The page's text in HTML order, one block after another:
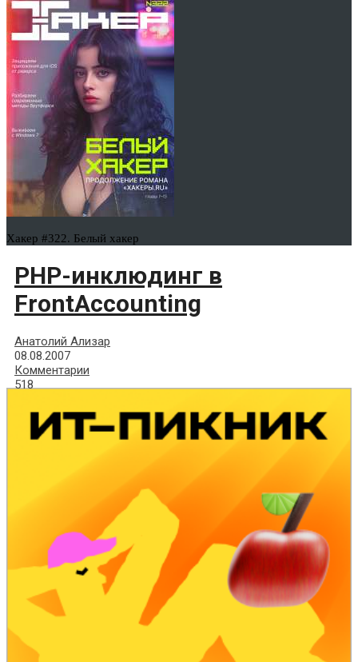
Хакер #322. Белый хакер
PHP-инклюдинг в
FrontAccounting
Анатолий Ализар
08.08.2007
Комментарии
518